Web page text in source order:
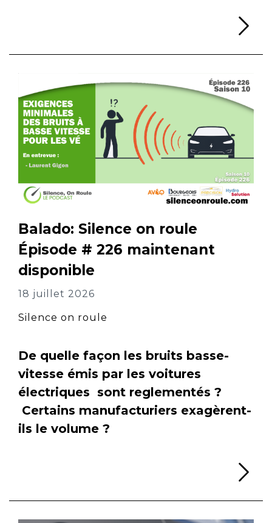
Balado: Silence on roule
Épisode # 226 maintenant
disponible
18 juillet 2026
Silence on roule
De quelle façon les bruits basse-
vitesse émis par les voitures
électriques sont reglementés ?
Certains manufacturiers exagèrent-
ils le volume ?